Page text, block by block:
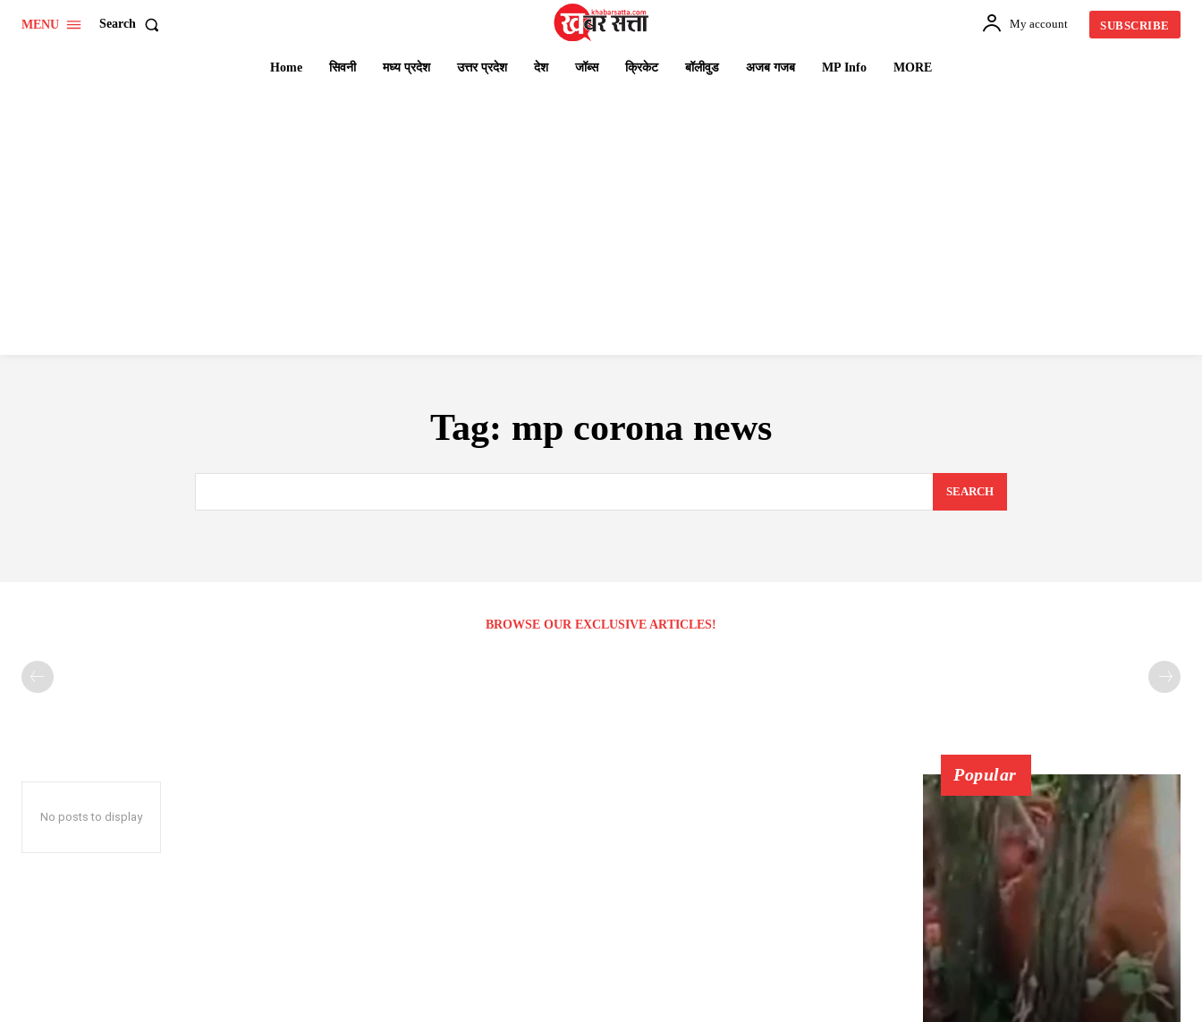
MENU Search My account SUBSCRIBE
Home सिवनी मध्य प्रदेश उत्तर प्रदेश देश जॉब्स क्रिकेट बॉलीवुड अजब गजब MP Info MORE
Tag: mp corona news
SEARCH
BROWSE OUR EXCLUSIVE ARTICLES!
No posts to display
Popular